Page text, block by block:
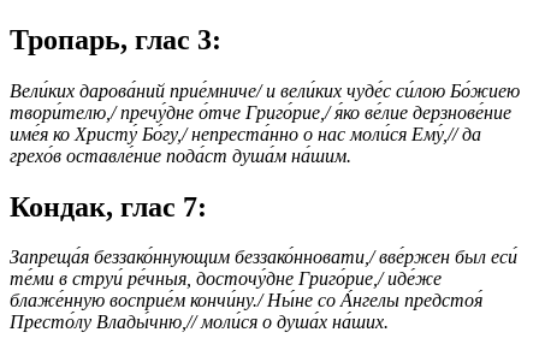
Тропарь, глас 3:
Вели́ких дарова́ний прие́мниче/ и вели́ких чуде́с си́лою Бо́жиею
твори́телю,/ пречу́дне о́тче Григо́рие,/ я́ко ве́лие дерзнове́ние
име́я ко Христу́ Бо́гу,/ непреста́нно о нас моли́ся Ему́,// да
грехо́в оставле́ние пода́ст душа́м на́шим.
Кондак, глас 7:
Запреща́я беззако́ннующим беззако́нновати,/ вве́ржен был еси́
те́ми в струи́ ре́чныя, досточу́дне Григо́рие,/ иде́же
блаже́нную восприе́м кончи́ну./ Ны́не со А́нгелы предстоя́
Престо́лу Влады́чню,// моли́ся о душа́х на́ших.